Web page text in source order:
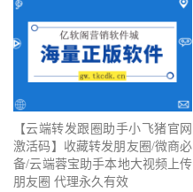
【云端转发跟圈助手小飞猪官网
激活码】收藏转发朋友圈/微商必
备/云端蓉宝助手本地大视频上传
朋友圈 代理永久有效